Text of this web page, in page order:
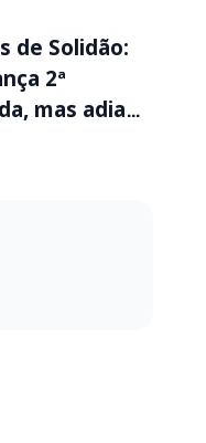
de Solidão:
2ª
mas adia